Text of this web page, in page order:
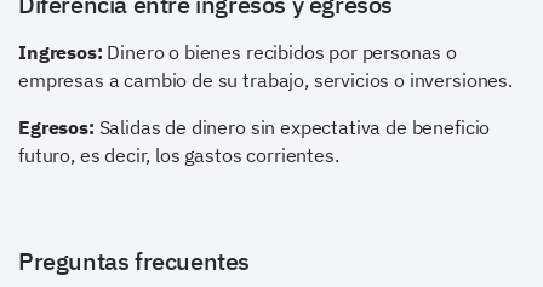
Ingresos: Dinero o bienes recibidos por personas o
empresas a cambio de su trabajo, servicios o inversiones.
Egresos: Salidas de dinero sin expectativa de beneficio
futuro, es decir, los gastos corrientes.
Preguntas frecuentes